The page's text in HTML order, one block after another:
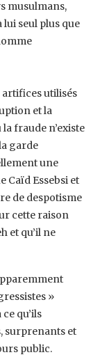
musulmans,
lui seul plus que
artifices utilisés
et la
fraude n’existe
garde
une
Caïd Essebsi et
de despotisme
‎cette raison
et qu’il ne
»
qu’ils
surprenants et
public.